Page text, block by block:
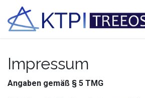
Zum Inhalt springen
Impressum
Angaben gemäß § 5 TMG